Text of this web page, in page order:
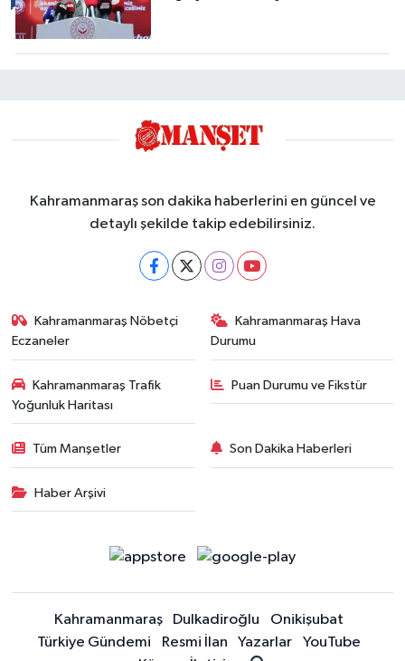
Kahramanmaraş son dakika haberlerini en güncel ve
detaylı şekilde takip edebilirsiniz.
Kahramanmaraş Nöbetçi
Eczaneler
Kahramanmaraş Hava
Durumu
Kahramanmaraş Trafik
Yoğunluk Haritası
Puan Durumu ve Fikstür
Tüm Manşetler Son Dakika Haberleri
Haber Arşivi
Kahramanmaraş Dulkadiroğlu
Onikişubat
Türkiye Gündemi
Resmi İlan Yazarlar
YouTube